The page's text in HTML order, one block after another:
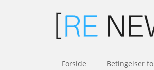
Forside Betingelser